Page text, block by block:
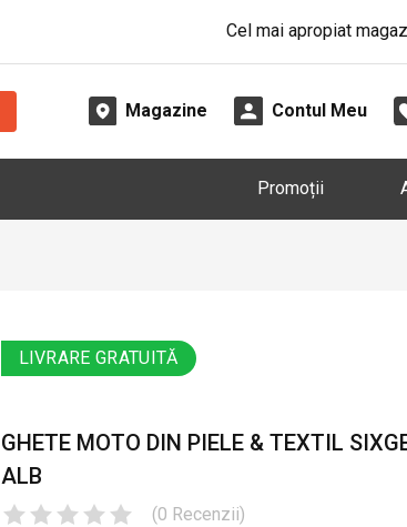
Cel mai apropiat
Magazine Contul Meu
Promoții
LIVRARE GRATUITĂ
GHETE MOTO DIN PIELE & TEXTIL
ALB
(0 Recenzii)